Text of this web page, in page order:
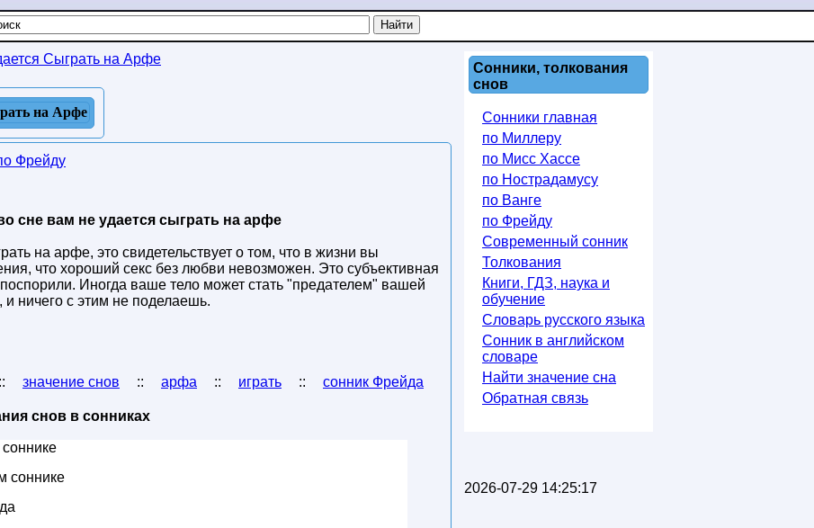
Сыграть на Арфе
на Арфе
Фрейду
сне вам не удается сыграть на арфе
на арфе, это свидетельствует о том, что в жизни вы
что хороший секс без любви невозможен. Это субъективная
Иногда ваше тело может стать "предателем" вашей
ничего с этим не поделаешь.
:: значение снов :: арфа :: играть :: сонник Фрейда
снов в сонниках
соннике
Сонники, толкования
снов
Сонники главная
по Миллеру
по Мисс Хассе
по Нострадамусу
по Ванге
по Фрейду
Современный сонник
Толкования
Книги, ГДЗ, наука и
обучение
Словарь русского языка
Сонник в английском
словаре
Найти значение сна
Обратная связь
2026-07-29 14:25:17